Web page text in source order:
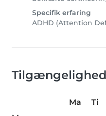
Specifik erfaring
ADHD (Attention
Tilgængelighed
Ma Ti